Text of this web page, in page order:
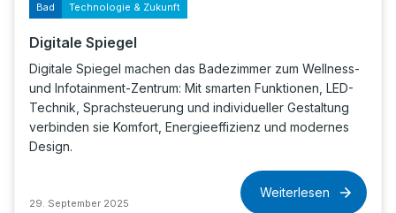
Bad Technologie & Zukunft
Digitale Spiegel
Digitale Spiegel machen das Badezimmer zum Wellness-
und Infotainment-Zentrum: Mit smarten Funktionen, LED-
Technik, Sprachsteuerung und individueller Gestaltung
verbinden sie Komfort, Energieeffizienz und modernes
Design.
29. September 2025
Weiterlesen